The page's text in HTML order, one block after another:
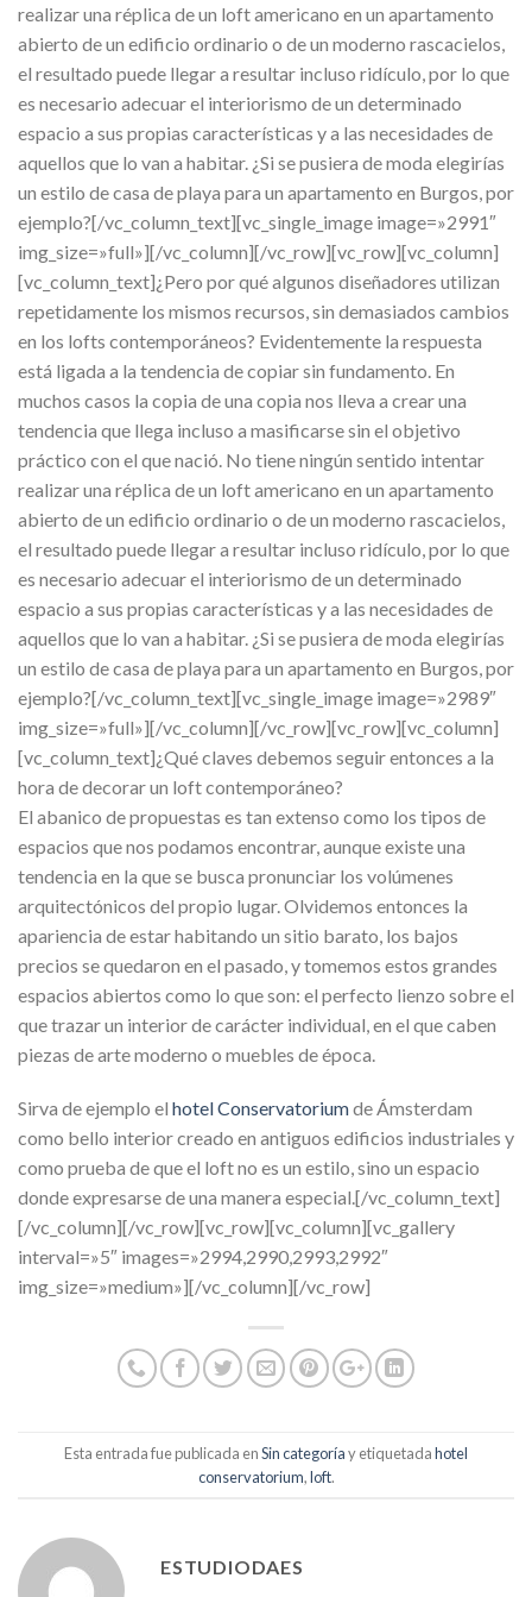
realizar una réplica de un loft americano en un apartamento
abierto de un edificio ordinario o de un moderno rascacielos,
el resultado puede llegar a resultar incluso ridículo, por lo que
es necesario adecuar el interiorismo de un determinado
espacio a sus propias características y a las necesidades de
aquellos que lo van a habitar. ¿Si se pusiera de moda elegirías
un estilo de casa de playa para un apartamento en Burgos, por
ejemplo?[/vc_column_text][vc_single_image image=»2991″
img_size=»full»][/vc_column][/vc_row][vc_row][vc_column]
[vc_column_text]¿Pero por qué algunos diseñadores utilizan
repetidamente los mismos recursos, sin demasiados cambios
en los lofts contemporáneos? Evidentemente la respuesta
está ligada a la tendencia de copiar sin fundamento. En
muchos casos la copia de una copia nos lleva a crear una
tendencia que llega incluso a masificarse sin el objetivo
práctico con el que nació. No tiene ningún sentido intentar
realizar una réplica de un loft americano en un apartamento
abierto de un edificio ordinario o de un moderno rascacielos,
el resultado puede llegar a resultar incluso ridículo, por lo que
es necesario adecuar el interiorismo de un determinado
espacio a sus propias características y a las necesidades de
aquellos que lo van a habitar. ¿Si se pusiera de moda elegirías
un estilo de casa de playa para un apartamento en Burgos, por
ejemplo?[/vc_column_text][vc_single_image image=»2989″
img_size=»full»][/vc_column][/vc_row][vc_row][vc_column]
[vc_column_text]¿Qué claves debemos seguir entonces a la
hora de decorar un loft contemporáneo?
El abanico de propuestas es tan extenso como los tipos de
espacios que nos podamos encontrar, aunque existe una
tendencia en la que se busca pronunciar los volúmenes
arquitectónicos del propio lugar. Olvidemos entonces la
apariencia de estar habitando un sitio barato, los bajos
precios se quedaron en el pasado, y tomemos estos grandes
espacios abiertos como lo que son: el perfecto lienzo sobre el
que trazar un interior de carácter individual, en el que caben
piezas de arte moderno o muebles de época.
Sirva de ejemplo el hotel Conservatoriumde Ámsterdam
como bello interior creado en antiguos edificios industriales y
como prueba de que el loft no es un estilo, sino un espacio
donde expresarse de una manera especial.[/vc_column_text]
[/vc_column][/vc_row][vc_row][vc_column][vc_gallery
interval=»5″ images=»2994,2990,2993,2992″
img_size=»medium»][/vc_column][/vc_row]
Esta entrada fue publicada enSin categoríay etiquetadahotel
conservatorium,loft.
ESTUDIODAES